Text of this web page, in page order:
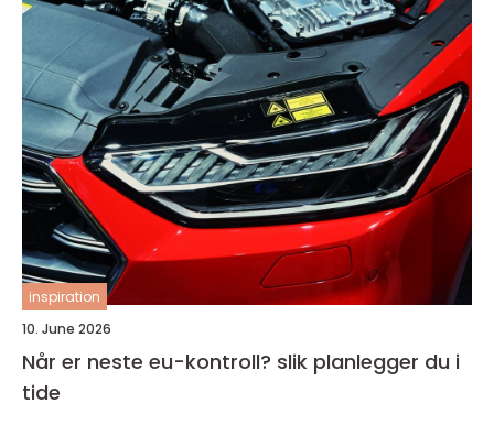
inspiration
10. June 2026
Når er neste eu-kontroll? slik planlegger du i
tide